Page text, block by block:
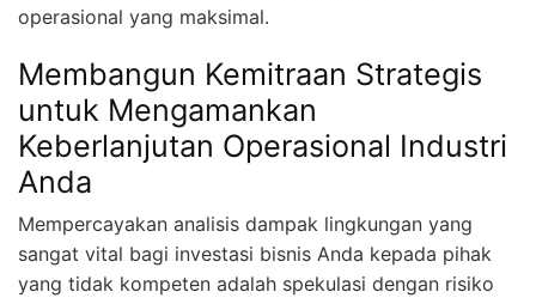
operasional yang maksimal.
Membangun Kemitraan Strategis
untuk Mengamankan
Keberlanjutan Operasional Industri
Anda
Mempercayakan analisis dampak lingkungan yang
sangat vital bagi investasi bisnis Anda kepada pihak
yang tidak kompeten adalah spekulasi dengan risiko